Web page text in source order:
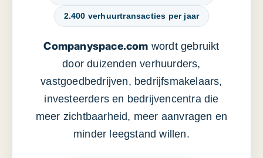
2.400 verhuurtransacties per jaar
Companyspace.com wordt gebruikt
door duizenden verhuurders,
vastgoedbedrijven, bedrijfsmakelaars,
investeerders en bedrijvencentra die
meer zichtbaarheid, meer aanvragen en
minder leegstand willen.